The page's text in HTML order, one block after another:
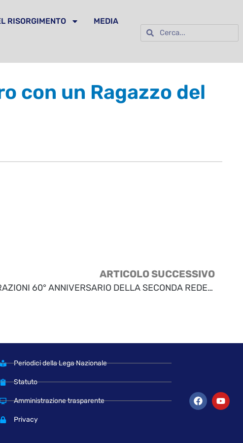
RISORGIMENTO MEDIA
con un Ragazzo del
ARTICOLO SUCCESSIVO
CALENDARIO CELEBRAZIONI 60° ANNIVERSARIO DELLA SECONDA REDENZIONE DI TRIESTE
Periodici della Lega Nazionale
Statuto
Amministrazione trasparente
Privacy